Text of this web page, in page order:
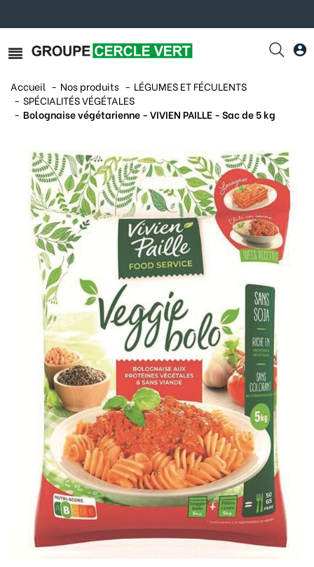
Accueil Nos produits
LÉGUMES ET FÉCULENTS
SPÉCIALITÉS VÉGÉTALES
Bolognaise végétarienne - VIVIEN PAILLE - Sac de 5 kg